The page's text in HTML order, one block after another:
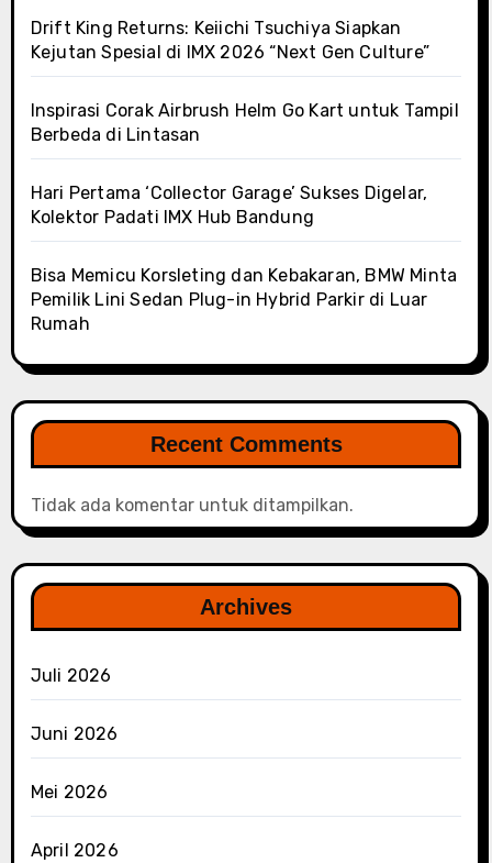
Drift King Returns: Keiichi Tsuchiya Siapkan
Kejutan Spesial di IMX 2026 “Next Gen Culture”
Inspirasi Corak Airbrush Helm Go Kart untuk Tampil
Berbeda di Lintasan
Hari Pertama ‘Collector Garage’ Sukses Digelar,
Kolektor Padati IMX Hub Bandung
Bisa Memicu Korsleting dan Kebakaran, BMW Minta
Pemilik Lini Sedan Plug-in Hybrid Parkir di Luar
Rumah
Recent Comments
Tidak ada komentar untuk ditampilkan.
Archives
Juli 2026
Juni 2026
Mei 2026
April 2026